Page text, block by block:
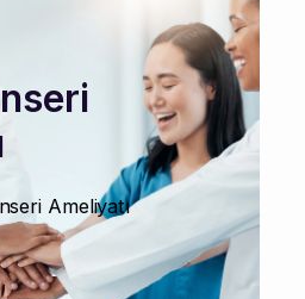
Ameliyatı